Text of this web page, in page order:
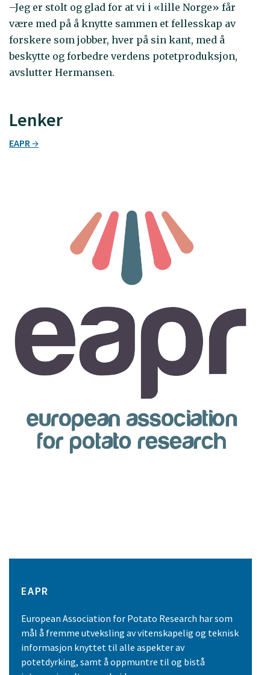
–Jeg er stolt og glad for at vi i «lille Norge» får
være med på å knytte sammen et fellesskap av
forskere som jobber, hver på sin kant, med å
beskytte og forbedre verdens potetproduksjon,
avslutter Hermansen.
Lenker
EAPR
EAPR
European Association for Potato Research har som
mål å fremme utveksling av vitenskapelig og teknisk
informasjon knyttet til alle aspekter av
potetdyrking, samt å oppmuntre til og bistå